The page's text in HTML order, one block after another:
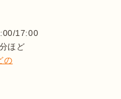
17:00
ほど
の